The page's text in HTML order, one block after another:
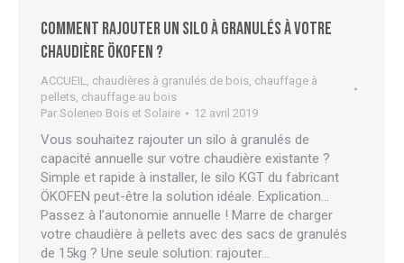
Comment rajouter un silo à granulés à votre
chaudière ÖKOFEN ?
ACCUEIL, chaudières à granulés de bois, chauffage à
pellets, chauffage au bois
Par Soleneo Bois et Solaire 12 avril 2019
Vous souhaitez rajouter un silo à granulés de
capacité annuelle sur votre chaudière existante ?
Simple et rapide à installer, le silo KGT du fabricant
ÖKOFEN peut-être la solution idéale. Explication…
Passez à l’autonomie annuelle ! Marre de charger
votre chaudière à pellets avec des sacs de granulés
de 15kg ? Une seule solution: rajouter…